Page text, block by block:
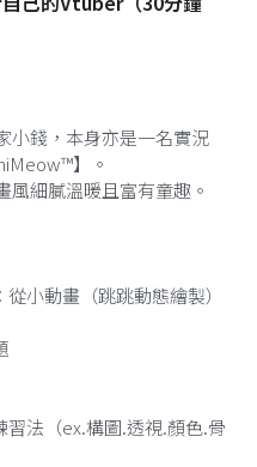
創夏日動漫祭
畫文創市集
小錢，本身亦是一名實況
】。
細膩溫暖且富有童趣。
小動畫（跳跳動態繪製）
法（ex.構圖.透視.顏色.骨